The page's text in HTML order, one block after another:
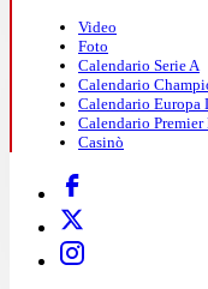
Video
Foto
Calendario Serie A
Calendario
Calendario Europa
Calendario Premier
Casinò